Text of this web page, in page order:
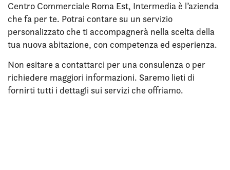
Centro Commerciale Roma Est, Intermedia è l’azienda
che fa per te. Potrai contare su un servizio
personalizzato che ti accompagnerà nella scelta della
tua nuova abitazione, con competenza ed esperienza.
Non esitare a contattarci per una consulenza o per
richiedere maggiori informazioni. Saremo lieti di
fornirti tutti i dettagli sui servizi che offriamo.